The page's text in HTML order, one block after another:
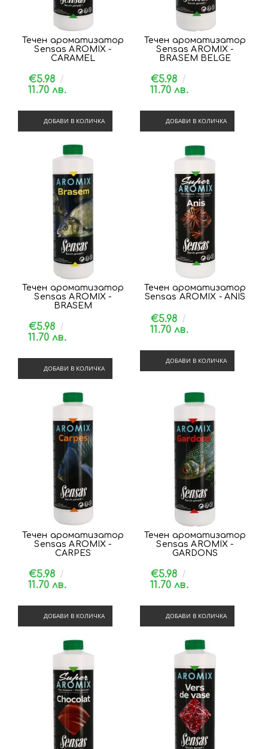
Течен ароматизатор
Sensas AROMIX -
CARAMEL
€5.98
11.70 лв.
ДОБАВИ В КОЛИЧКА
Течен ароматизатор
Sensas AROMIX -
BRASEM BELGE
€5.98
11.70 лв.
ДОБАВИ В КОЛИЧКА
Течен ароматизатор
Sensas AROMIX -
BRASEM
€5.98
11.70 лв.
ДОБАВИ В КОЛИЧКА
Течен ароматизатор
Sensas AROMIX - ANIS
€5.98
11.70 лв.
ДОБАВИ В КОЛИЧКА
Течен ароматизатор
Sensas AROMIX -
CARPES
€5.98
11.70 лв.
ДОБАВИ В КОЛИЧКА
Течен ароматизатор
Sensas AROMIX -
GARDONS
€5.98
11.70 лв.
ДОБАВИ В КОЛИЧКА